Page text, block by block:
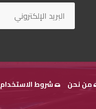
من نحن شروط الاستخدام